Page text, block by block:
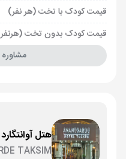
قیمت کودک با تخت (هر نفر)
قیمت کودک بدون تخت
مشاوره
هتل
TAKSIM